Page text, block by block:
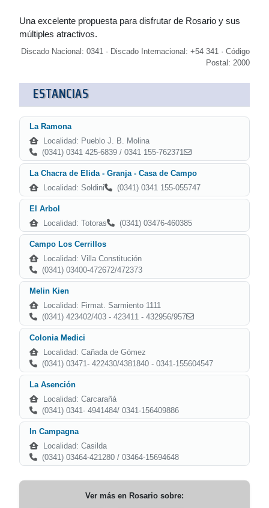
Una excelente propuesta para disfrutar de Rosario y sus
múltiples atractivos.
Discado Nacional: 0341 · Discado Internacional: +54 341 · Código
Postal: 2000
ESTANCIAS
La Ramona
Localidad: Pueblo J. B. Molina
(0341) 0341 425-6839 / 0341 155-762371
La Chacra de Elida - Granja - Casa de Campo
Localidad: Soldini
(0341) 0341 155-055747
El Arbol
Localidad: Totoras
(0341) 03476-460385
Campo Los Cerrillos
Localidad: Villa Constitución
(0341) 03400-472672/472373
Melin Kien
Localidad: Firmat. Sarmiento 1111
(0341) 423402/403 - 423411 - 432956/957
Colonia Medici
Localidad: Cañada de Gómez
(0341) 03471- 422430/4381840 - 0341-155604547
La Asención
Localidad: Carcarañá
(0341) 0341- 4941484/ 0341-156409886
In Campagna
Localidad: Casilda
(0341) 03464-421280 / 03464-15694648
Ver más en Rosario sobre: